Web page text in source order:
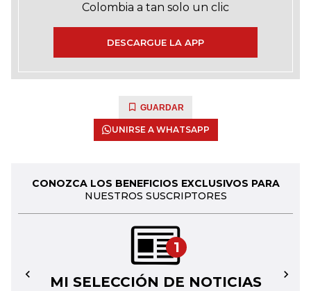
Colombia a tan solo un clic
DESCARGUE LA APP
GUARDAR
UNIRSE A WHATSAPP
CONOZCA LOS BENEFICIOS EXCLUSIVOS PARA
NUESTROS SUSCRIPTORES
1
MI SELECCIÓN DE NOTICIAS
← →